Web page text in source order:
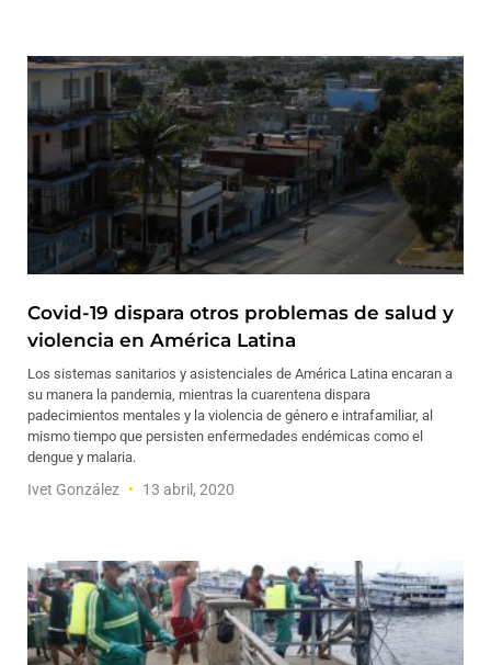
Covid-19 dispara otros problemas de salud y
violencia en América Latina
Los sistemas sanitarios y asistenciales de América Latina encaran a
su manera la pandemia, mientras la cuarentena dispara
padecimientos mentales y la violencia de género e intrafamiliar, al
mismo tiempo que persisten enfermedades endémicas como el
dengue y malaria.
Ivet González 13 abril, 2020